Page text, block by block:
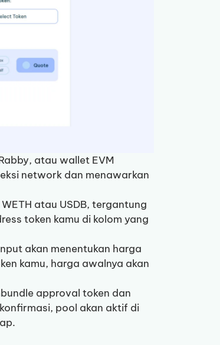
atau wallet EVM
network dan menawarkan
atau USDB, tergantung
token kamu di kolom yang
akan menentukan harga
kamu, harga awalnya akan
approval token dan
pool akan aktif di